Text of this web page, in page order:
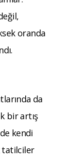
oranda
da
bir artış
kendi
tatilciler